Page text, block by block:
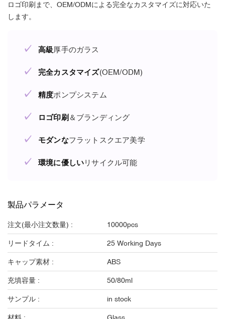
ロゴ印刷まで、OEM/ODMによる完全なカスタマイズに対応いた
します。
✓ 高級厚手のガラス
✓ 完全カスタマイズ(OEM/ODM)
✓ 精度ポンプシステム
✓ ロゴ印刷 ＆ブランディング
✓ モダンなフラットスクエア美学
✓ 環境に優しいリサイクル可能
製品パラメータ
注文(最小注文数量) : 10000pcs
リードタイム : 25 Working Days
キャップ素材 : ABS
充填容量 : 50/80ml
サンプル : in stock